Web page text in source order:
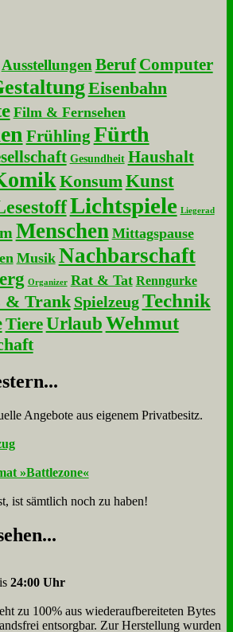
Ausstellungen Beruf Computer
Eisenbahn
Film & Fernsehen
Frühling Fürth
Gesundheit Haushalt
KonsumKunst
Lichtspiele Liegerad
Menschen Mittagspause
Musik Nachbarschaft
Organizer Rat & Tat Renngurke
& Trank Spielzeug Technik
Tiere UrlaubWehmut
An­ge­bo­te aus eigenem Privatbesitz.
ist sämt­lich noch zu haben!
24:00 Uhr
zu 100% aus wie­der­auf­bereite­ten Bytes
ent­sorg­bar. Zur Herstellung wurden